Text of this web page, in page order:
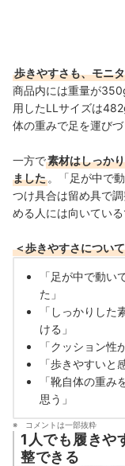
歩きやすさも、モニ
商品内には重量が
用したLLサイズは
体の重みで足を運び
一方で素材はしっか
ました 。「足が中で
つけ具合は留め具で
める人には向いている
＜歩きやすさについ
「足が中で動い
た」
「しっかりし
ける」
「クッション性
「歩きやすいと
「靴自体の重み
思う」
コメントは一部抜粋
1人でも履きや
整できる